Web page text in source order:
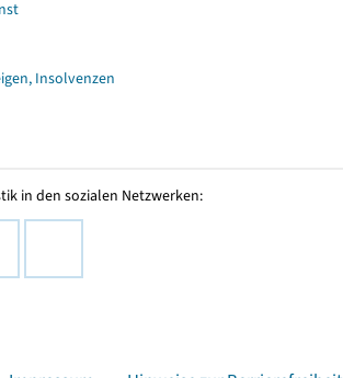
Insolvenzen
in den sozialen Netzwerken: